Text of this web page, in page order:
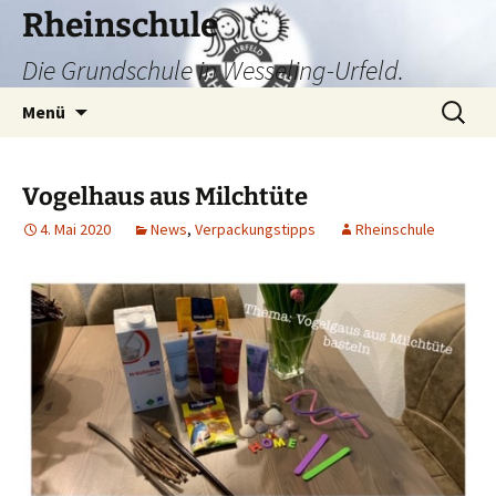
Zum
Inhalt
springen
Rheinschule
Die Grundschule in Wesseling-Urfeld.
Menü
Suchen
nach:
Vogelhaus aus Milchtüte
4. Mai 2020 News, Verpackungstipps Rheinschule